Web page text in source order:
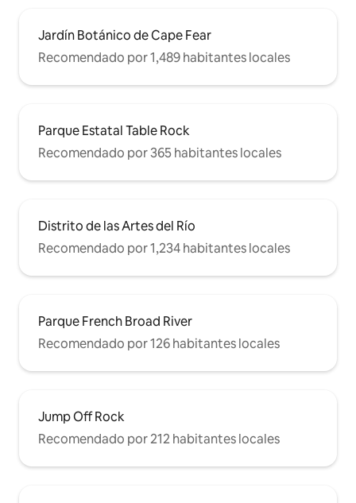
Jardín Botánico de Cape Fear
Recomendado por 1,489 habitantes locales
Parque Estatal Table Rock
Recomendado por 365 habitantes locales
Distrito de las Artes del Río
Recomendado por 1,234 habitantes locales
Parque French Broad River
Recomendado por 126 habitantes locales
Jump Off Rock
Recomendado por 212 habitantes locales